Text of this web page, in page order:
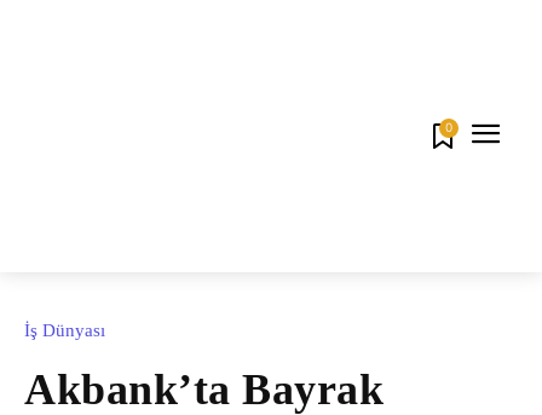
0
İş Dünyası
Akbank’ta Bayrak